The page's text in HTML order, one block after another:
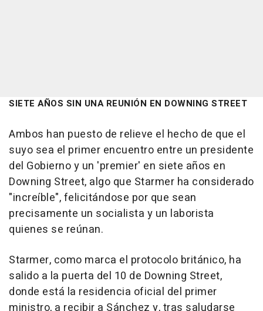
SIETE AÑOS SIN UNA REUNIÓN EN DOWNING STREET
Ambos han puesto de relieve el hecho de que el
suyo sea el primer encuentro entre un presidente
del Gobierno y un 'premier' en siete años en
Downing Street, algo que Starmer ha considerado
"increíble", felicitándose por que sean
precisamente un socialista y un laborista
quienes se reúnan.
Starmer, como marca el protocolo británico, ha
salido a la puerta del 10 de Downing Street,
donde está la residencia oficial del primer